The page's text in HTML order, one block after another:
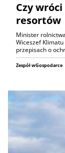
Czy
resortów
Minister
Wiceszef
przepisach o
Zespół wGospodarce